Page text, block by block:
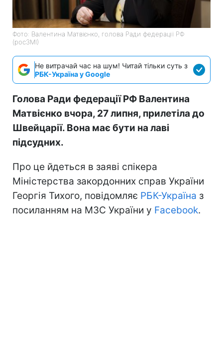
Фото: Валентина Матвієнко, голова Ради федерації РФ
(росЗМІ)
Не витрачай час на шум! Читай тільки суть з
РБК-Україна у Google
Голова Ради федерації РФ Валентина
Матвієнко вчора, 27 липня, прилетіла до
Швейцарії. Вона має бути на лаві
підсудних.
Про це йдеться в заяві спікера
Міністерства закордонних справ України
Георгія Тихого, повідомляє РБК-Україна з
посиланням на МЗС України у Facebook.